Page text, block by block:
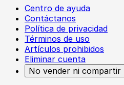
Centro de ayuda
Contáctanos
Política de privacidad
Términos de uso
Artículos prohibidos
Eliminar cuenta
No vender ni compartir